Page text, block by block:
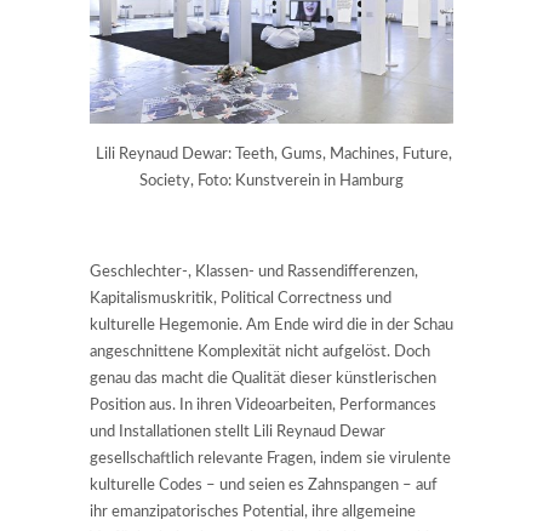
Lili Reynaud Dewar: Teeth, Gums, Machines, Future,
Society, Foto: Kunstverein in Hamburg
Geschlechter-, Klassen- und Rassendifferenzen,
Kapitalismuskritik, Political Correctness und
kulturelle Hegemonie. Am Ende wird die in der Schau
angeschnittene Komplexität nicht aufgelöst. Doch
genau das macht die Qualität dieser künstlerischen
Position aus. In ihren Videoarbeiten, Performances
und Installationen stellt Lili Reynaud Dewar
gesellschaftlich relevante Fragen, indem sie virulente
kulturelle Codes – und seien es Zahnspangen – auf
ihr emanzipatorisches Potential, ihre allgemeine